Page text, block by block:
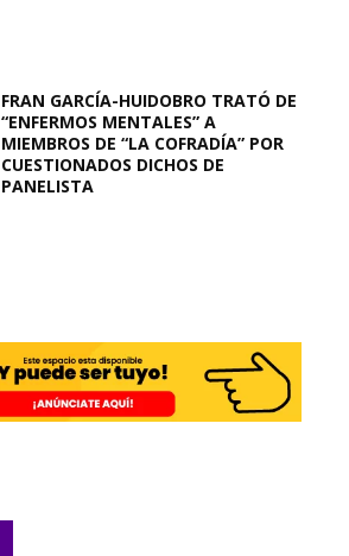
FRAN GARCÍA-HUIDOBRO TRATÓ DE
“ENFERMOS MENTALES” A
MIEMBROS DE “LA COFRADÍA” POR
CUESTIONADOS DICHOS DE
PANELISTA